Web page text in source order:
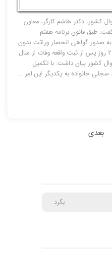
کشور، دکتر هاشم کارگر، معاون
طبق قانون برنامه هفتم
صدور گواهی انحصار وراثت بدون
نیاز به درخواست وراث و ذینفعان ظرف 20 روز پس از ثبت واقعه وفات از سال
کشور بیان داشت: با تکمیل
خانواده به یکدیگر این امر …
بعدی
بگرد